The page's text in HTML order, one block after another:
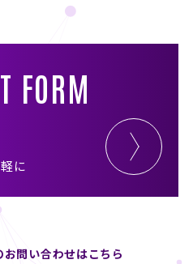
FORM
に
お問い合わせはこちら